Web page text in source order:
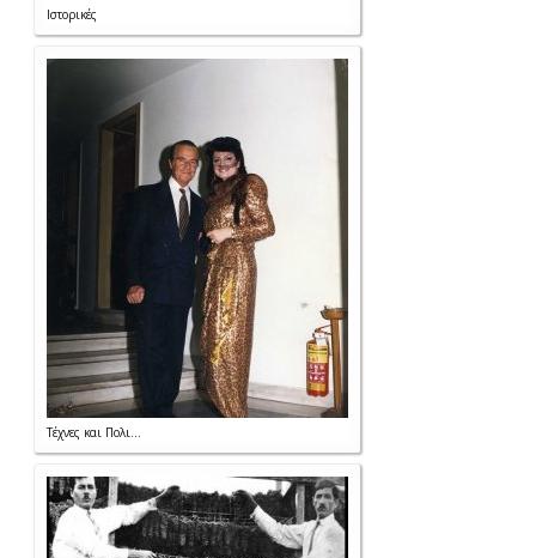
Ιστορικές
Τέχνες και Πολι...